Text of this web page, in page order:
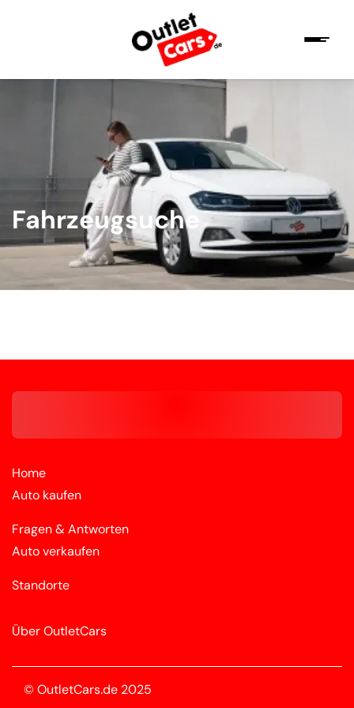
Fahrzeugsuche
Home
Auto kaufen
Fragen & Antworten
Auto verkaufen
Standorte
Über OutletCars
© OutletCars.de 2025